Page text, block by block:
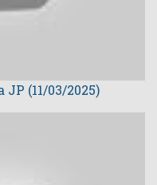
(11/03/2025)